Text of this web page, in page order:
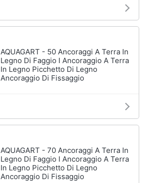
AQUAGART - 50 Ancoraggi A Terra In
Legno Di Faggio I Ancoraggio A Terra
In Legno Picchetto Di Legno
Ancoraggio Di Fissaggio
AQUAGART - 70 Ancoraggi A Terra In
Legno Di Faggio I Ancoraggio A Terra
In Legno Picchetto Di Legno
Ancoraggio Di Fissaggio